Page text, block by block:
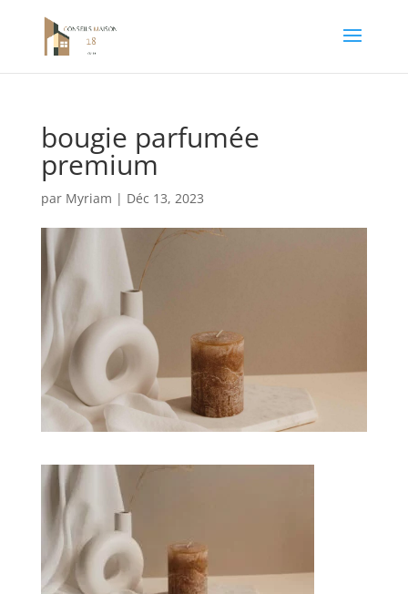
bougie parfumée
premium
par Myriam | Déc 13, 2023